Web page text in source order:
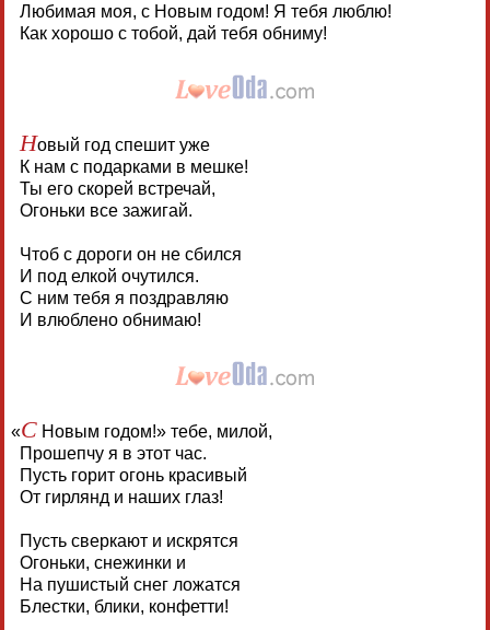
Любимая моя, с Новым годом! Я тебя люблю!
Как хорошо с тобой, дай тебя обниму!
Новый год спешит уже
К нам с подарками в мешке!
Ты его скорей встречай,
Огоньки все зажигай.
Чтоб с дороги он не сбился
И под елкой очутился.
С ним тебя я поздравляю
И влюблено обнимаю!
«С Новым годом!» тебе, милой,
Прошепчу я в этот час.
Пусть горит огонь красивый
От гирлянд и наших глаз!
Пусть сверкают и искрятся
Огоньки, снежинки и
На пушистый снег ложатся
Блестки, блики, конфетти!